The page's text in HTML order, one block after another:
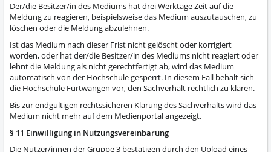
Der/die Besitzer/in des Mediums hat drei Werktage Zeit auf die
Meldung zu reagieren, beispielsweise das Medium auszutauschen, zu
löschen oder die Meldung abzulehnen.
Ist das Medium nach dieser Frist nicht gelöscht oder korrigiert
worden, oder hat der/die Besitzer/in des Mediums nicht reagiert oder
lehnt die Meldung als nicht gerechtfertigt ab, wird das Medium
automatisch von der Hochschule gesperrt. In diesem Fall behält sich
die Hochschule Furtwangen vor, den Sachverhalt rechtlich zu klären.
Bis zur endgültigen rechtssicheren Klärung des Sachverhalts wird das
Medium nicht mehr auf dem Medienportal angezeigt.
§ 11 Einwilligung in Nutzungsvereinbarung
Die Nutzer/innen der Gruppe 3 bestätigen durch den Upload eines